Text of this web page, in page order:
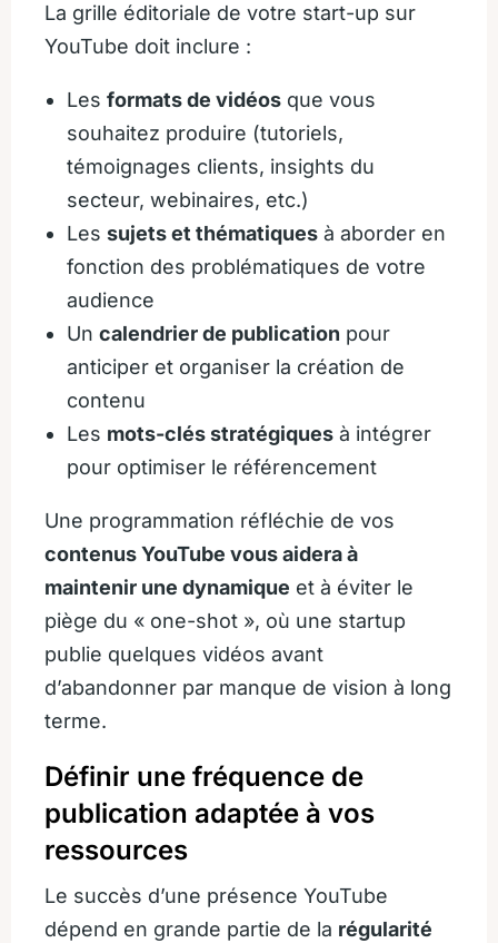
La grille éditoriale de votre start-up sur
YouTube doit inclure :
Les formats de vidéos que vous
souhaitez produire (tutoriels,
témoignages clients, insights du
secteur, webinaires, etc.)
Les sujets et thématiques à aborder en
fonction des problématiques de votre
audience
Un calendrier de publication pour
anticiper et organiser la création de
contenu
Les mots-clés stratégiques à intégrer
pour optimiser le référencement
Une programmation réfléchie de vos
contenus YouTube vous aidera à
maintenir une dynamique et à éviter le
piège du « one-shot », où une startup
publie quelques vidéos avant
d’abandonner par manque de vision à long
terme.
Définir une fréquence de
publication adaptée à vos
ressources
Le succès d’une présence YouTube
dépend en grande partie de la régularité